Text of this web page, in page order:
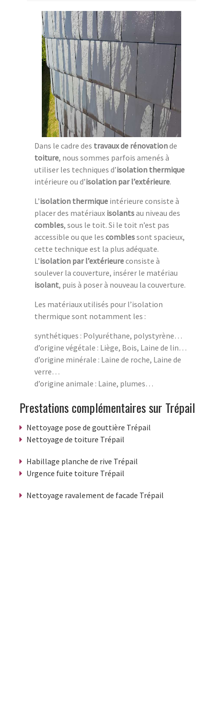
Dans le cadre des travaux de rénovationde
toiture, nous sommes parfois amenés à
utiliser les techniques d’isolation thermique
intérieure ou d’isolation par l’extérieure.
L’isolation thermique intérieure consiste à
placer des matériaux isolantsau niveau des
combles, sous le toit. Si le toit n’est pas
accessible ou que les comblessont spacieux,
cette technique est la plus adéquate.
L’isolation par l’extérieureconsiste à
soulever la couverture, insérer le matériau
isolant, puis à poser à nouveau la couverture.
Les matériaux utilisés pour l’isolation
thermique sont notamment les :
synthétiques : Polyuréthane, polystyrène…
d’origine végétale : Liège, Bois, Laine de lin…
d’origine minérale : Laine de roche, Laine de
verre…
d’origine animale : Laine, plumes…
Prestations complémentaires sur Trépail
Nettoyage pose de gouttière Trépail
Nettoyage de toiture Trépail
Habillage planche de rive Trépail
Urgence fuite toiture Trépail
Nettoyage ravalement de facade Trépail